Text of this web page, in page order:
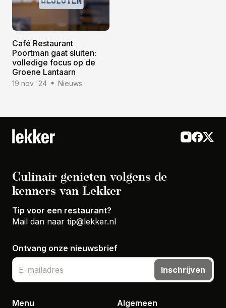
Café Restaurant
Poortman gaat sluiten:
volledige focus op de
Groene Lantaarn
19 nov '24 Nieuws
Culinair genieten volgens de
kenners van Lekker
Tip voor een restaurant?
Mail dan naar tip@lekker.nl
Ontvang onze nieuwsbrief
Inschrijven
Menu Algemeen